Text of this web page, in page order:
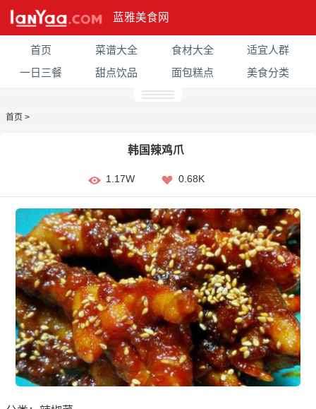
蓝雅美食网
首页 菜谱大全 食材大全
适宜人群
一日三餐
甜点饮品 面包糕点 美食分类
首页 >
韩国辣鸡爪
1.17W 0.68K